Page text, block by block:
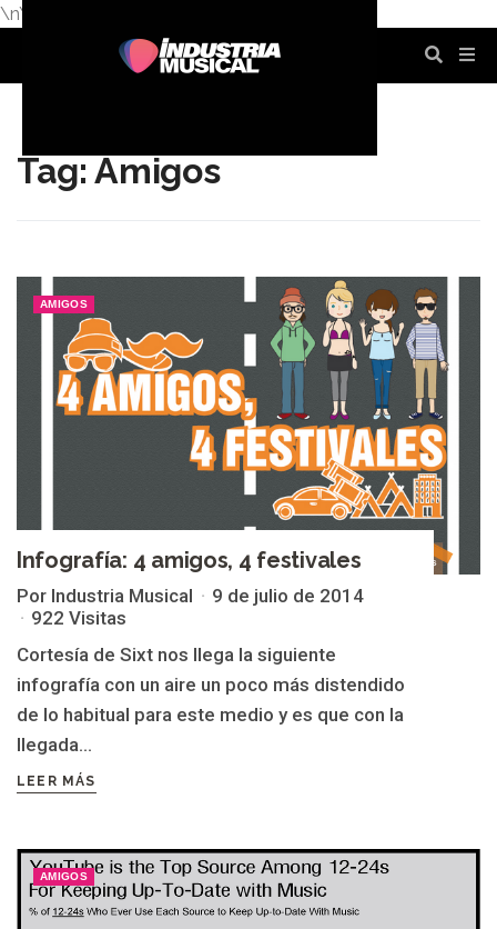
\n\n
Tag: Amigos
AMIGOS
Infografía: 4 amigos, 4 festivales
Por Industria Musical
9 de julio de 2014
922 Visitas
Cortesía de Sixt nos llega la siguiente
infografía con un aire un poco más distendido
de lo habitual para este medio y es que con la
llegada...
LEER MÁS
AMIGOS